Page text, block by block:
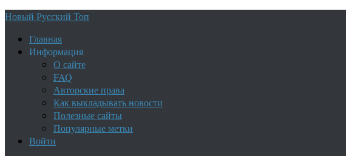
Новый Русский Топ
Главная
Информация
О сайте
FAQ
Авторские права
Как выкладывать новости
Полезные сайты
Популярные метки
Войти